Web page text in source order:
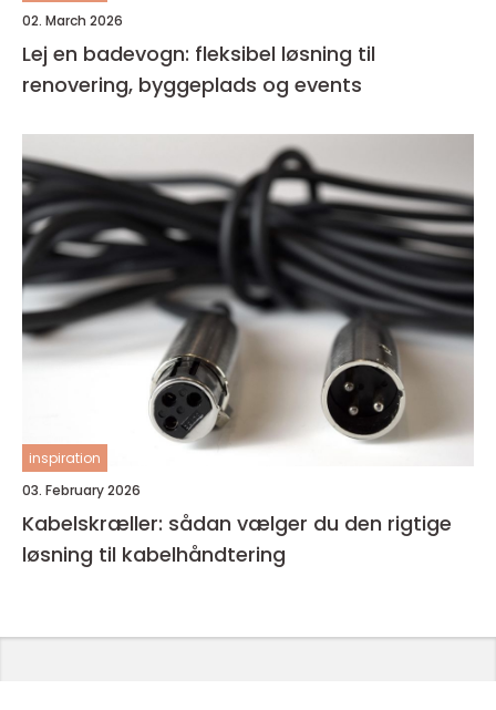
02. March 2026
Lej en badevogn: fleksibel løsning til
renovering, byggeplads og events
inspiration
03. February 2026
Kabelskræller: sådan vælger du den rigtige
løsning til kabelhåndtering